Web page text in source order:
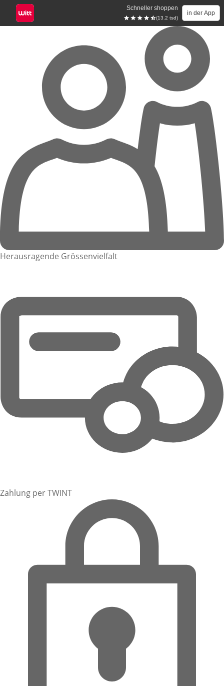
Schneller shoppen
(13.2 tsd)
in der App
Herausragende Grössenvielfalt
Zahlung per TWINT